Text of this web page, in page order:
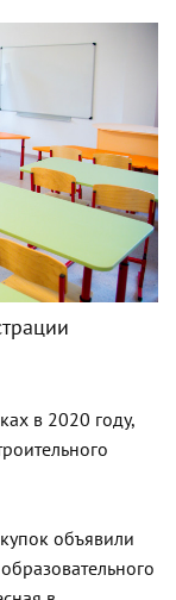
в 2020 году,
объявили